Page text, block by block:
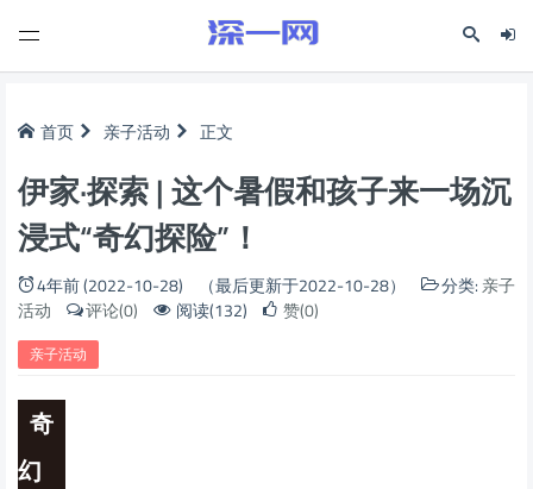
首页 亲子活动 正文
伊家·探索 | 这个暑假和孩子来一场沉
浸式“奇幻探险”！
4年前 (2022-10-28) （最后更新于2022-10-28） 分类: 亲子
活动
评论(0) 阅读(132) 赞(0)
亲子活动
奇
幻